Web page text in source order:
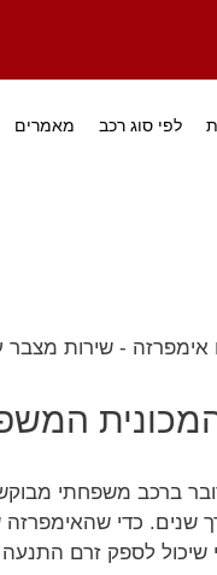
לפי סוג רכב מאמרים
ברכב משפחתי
שנים. כדי
לספק זרם התנעה